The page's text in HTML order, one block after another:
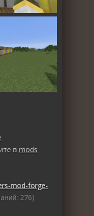
в mods
mod-forge-
276)